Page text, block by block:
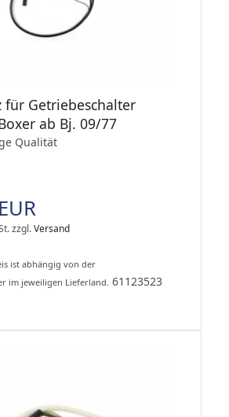
für Getriebeschalter
ab Bj. 09/77
Qualität
zzgl.Versand
ist abhängig von der
im jeweiligen Lieferland. 61123523